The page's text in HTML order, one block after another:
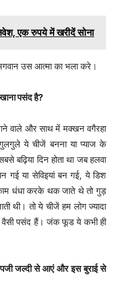
एक रुपये में खरीदें सोना
उस आत्मा का भला करे।
पसंद है?
वाले और साथ में मक्खन वगैरहा
ये चीजें बनना या प्याज के
बढ़िया दिन होता था जब हलवा
गई या सेविइयां बन गई, ये डिश
काम धंधा करके थक जाते थे तो गुड़
थी। तो ये चीजें हम लोग ज्यादा
वैसी पसंद हैं। जंक फूड ये कभी ही
जल्दी से आएं और इस बुराई से